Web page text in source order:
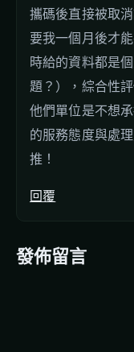
攜碼後直接被取
要我一個月後才
時給的資料都是
題？），綜合性
他們單位是不想
的服務態度與處
推！
回覆
發佈留言